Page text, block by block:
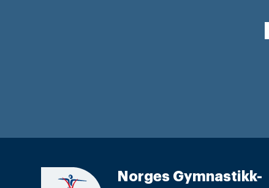
Norges Gymnastikk-